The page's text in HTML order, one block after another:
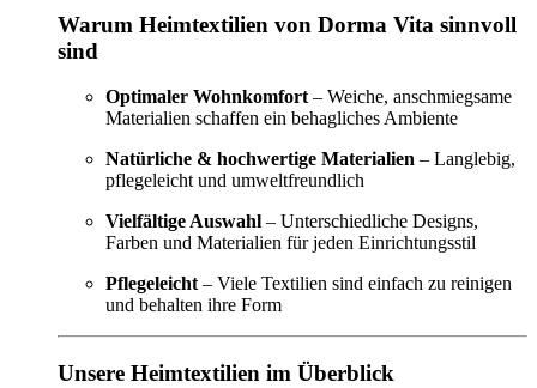
Warum Heimtextilien von Dorma Vita sinnvoll
sind
Optimaler Wohnkomfort – Weiche, anschmiegsame
Materialien schaffen ein behagliches Ambiente
Natürliche & hochwertige Materialien – Langlebig,
pflegeleicht und umweltfreundlich
Vielfältige Auswahl – Unterschiedliche Designs,
Farben und Materialien für jeden Einrichtungsstil
Pflegeleicht – Viele Textilien sind einfach zu reinigen
und behalten ihre Form
Unsere Heimtextilien im Überblick